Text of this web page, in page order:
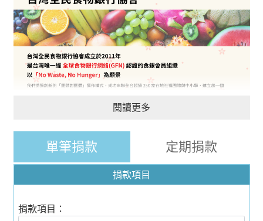
閱讀更多
單筆捐款 定期捐款
捐款項目
捐款項目：